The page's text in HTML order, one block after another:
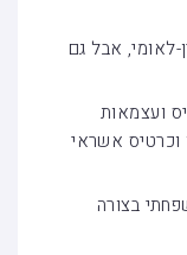
לאומי, אבל גם
ועצמאות
וכרטיס אשראי
בצורה